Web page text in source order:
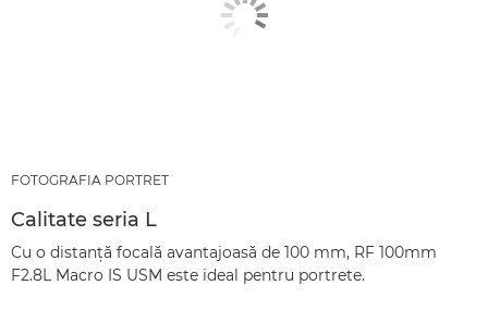
FOTOGRAFIA PORTRET
Calitate seria L
Cu o distanţă focală avantajoasă de 100 mm, RF 100mm
F2.8L Macro IS USM este ideal pentru portrete.